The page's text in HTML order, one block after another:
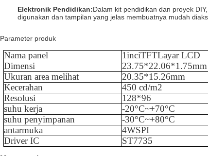
Elektronik Pendidikan:Dalam kit pendidikan dan proyek
digunakan dan tampilan yang jelas membuatnya mudah
Parameter produk
Nama panel 1inciTFTLayar LCD
Dimensi
23.75*22.06*1.75mm
Ukuran area melihat
20.35*1 5.26mm
Kecerahan
450 cd/m2
Resolusi
128*96
suhu kerja
-20°C~+70°C
suhu penyimpanan
-30°C~+80°C
antarmuka
4WSPI
Driver IC
ST7735